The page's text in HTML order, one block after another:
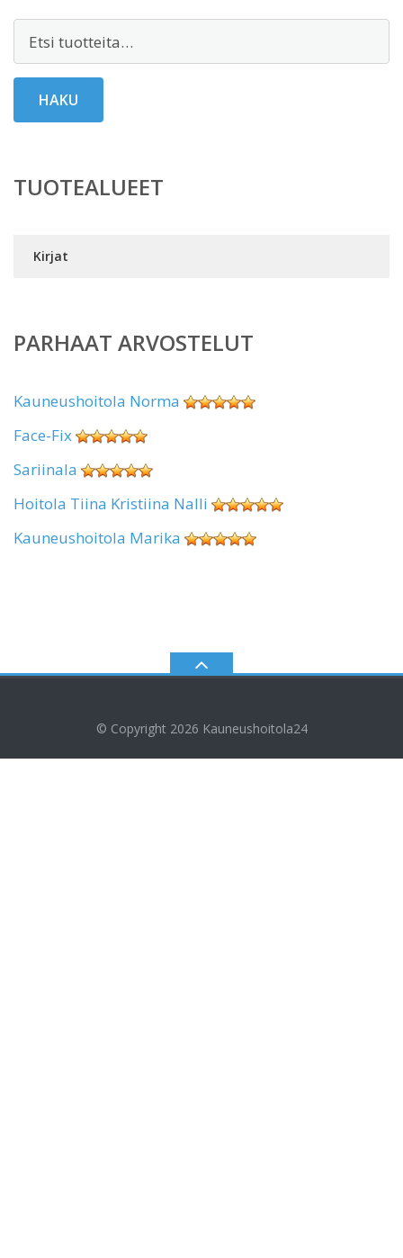
HAKU
TUOTEALUEET
Kirjat
PARHAAT ARVOSTELUT
Kauneushoitola Norma
Face-Fix
Sariinala
Hoitola Tiina Kristiina Nalli
Kauneushoitola Marika
© Copyright 2026 Kauneushoitola24